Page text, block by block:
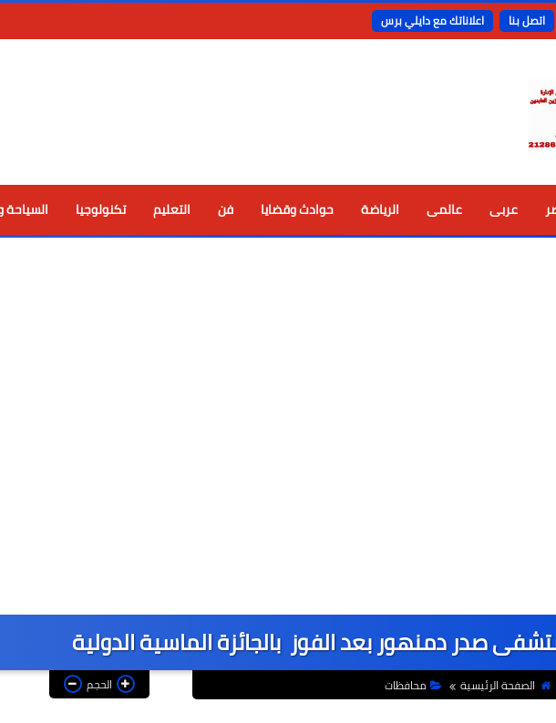
اتصل بنا اعلاناتك مع دايلي برس
عربى عالمى الرياضة حوادث وقضايا فن التعليم تكنولوجيا السياحة
صدر دمنهور بعد الفوز بالجائزة الماسية الدولية
الصفحة الرئيسية محافظات الحجم